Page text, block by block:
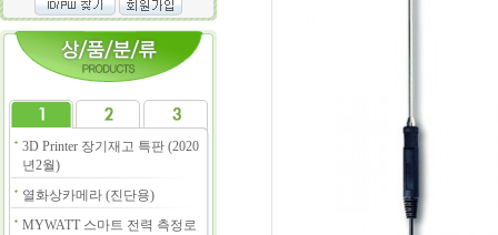
3D Printer 장기재고 특판 (2020
년2월)
열화상카메라 (진단용)
MYWATT 스마트 전력 측정로